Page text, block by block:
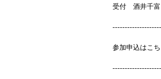
受付　酒井千
参加申込はこ